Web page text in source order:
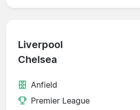
Liverpool
Chelsea
Anfield
Premier League